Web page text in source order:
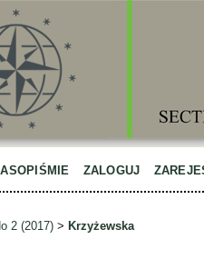
ZALOGUJ
2 (2017) > Krzyżewska